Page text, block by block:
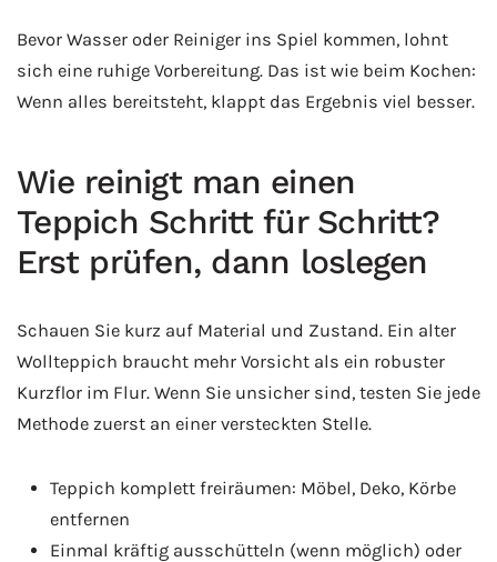
Bevor Wasser oder Reiniger ins Spiel kommen, lohnt
sich eine ruhige Vorbereitung. Das ist wie beim Kochen:
Wenn alles bereitsteht, klappt das Ergebnis viel besser.
Wie reinigt man einen
Teppich Schritt für Schritt?
Erst prüfen, dann loslegen
Schauen Sie kurz auf Material und Zustand. Ein alter
Wollteppich braucht mehr Vorsicht als ein robuster
Kurzflor im Flur. Wenn Sie unsicher sind, testen Sie jede
Methode zuerst an einer versteckten Stelle.
Teppich komplett freiräumen: Möbel, Deko, Körbe
entfernen
Einmal kräftig ausschütteln (wenn möglich) oder